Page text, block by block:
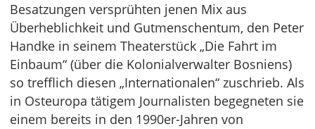
Besatzungen versprühten jenen Mix aus
Überheblichkeit und Gutmenschentum, den Peter
Handke in seinem Theaterstück „Die Fahrt im
Einbaum“ (über die Kolonialverwalter Bosniens)
so trefflich diesen „Internationalen“ zuschrieb. Als
in Osteuropa tätigem Journalisten begegneten sie
einem bereits in den 1990er-Jahren von